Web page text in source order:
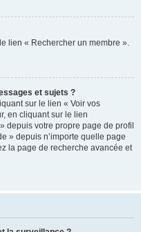
lien « Rechercher un membre ».
et sujets ?
sur le lien « Voir vos
en cliquant sur le lien
depuis votre propre page de profil
» depuis n’importe quelle page
la page de recherche avancée et